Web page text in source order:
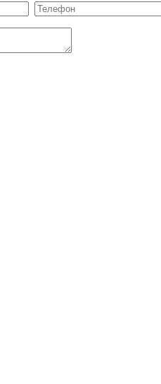
Телефон